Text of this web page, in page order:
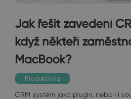
Jak řešit zavedení
když někteří
MacBook?
Produktivita
CRM systém jako plugin, nebo-li